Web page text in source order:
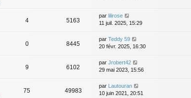
4 5163
par lilirose
11 juil. 2025, 15:29
0 8445
par Teddy 59
20 févr. 2025, 16:30
9 6102
par Jrobert42
29 mai 2023, 15:56
75 49983
par Lautouran
10 juin 2021, 20:51